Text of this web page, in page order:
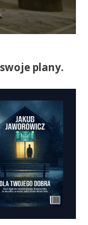
plany.